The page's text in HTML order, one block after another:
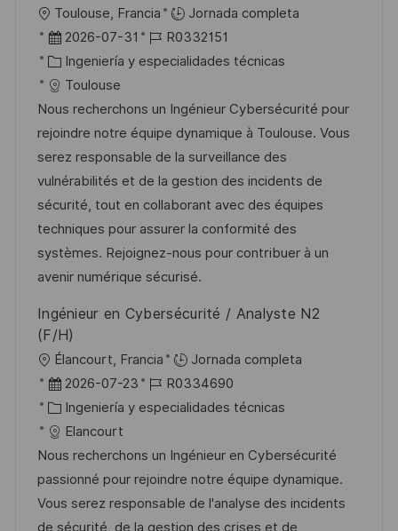
c
ó
U
b
c
a
c
i
ó
n
Toulouse, Francia
Jornada completa
F
e
c
h
a
d
e
p
u
b
l
c
i
n
2026-07-31
I
D
e
e
m
p
l
e
o
R0332151
C
a
t
e
g
o
r
í
a
Ingeniería y especialidades técnicas
Toulouse
Nous recherchons un Ingénieur Cybersécurité pour
rejoindre notre équipe dynamique à Toulouse. Vous
serez responsable de la surveillance des
vulnérabilités et de la gestion des incidents de
sécurité, tout en collaborant avec des équipes
techniques pour assurer la conformité des
systèmes. Rejoignez-nous pour contribuer à un
avenir numérique sécurisé.
Ingénieur en Cybersécurité / Analyste N2
(F/H)
U
b
c
a
c
i
ó
Élancourt, Francia
Jornada completa
F
e
c
h
a
d
e
2026-07-23
I
D
e
e
m
p
R0334690
C
a
t
e
g
o
Ingeniería y especialidades técnicas
Elancourt
Nous recherchons un Ingénieur en Cybersécurité
passionné pour rejoindre notre équipe dynamique.
Vous serez responsable de l'analyse des incidents
de sécurité, de la gestion des crises et de